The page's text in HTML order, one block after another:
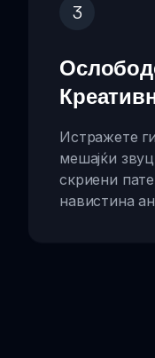
3
Истражете
мешајќи
скриени
навистина